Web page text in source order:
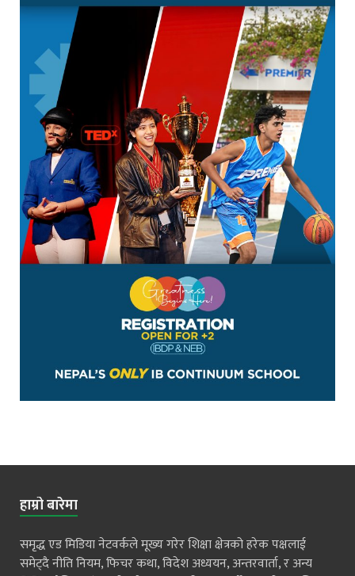
हाम्रो बारेमा
समृद्ध एड मिडिया नेटवर्कले मूख्य गरेर शिक्षा क्षेत्रको हरेक पक्षलाई
समेट्दै नीति नियम, फिचर कथा, विदेश अध्ययन, अन्तरवार्ता, र अन्य